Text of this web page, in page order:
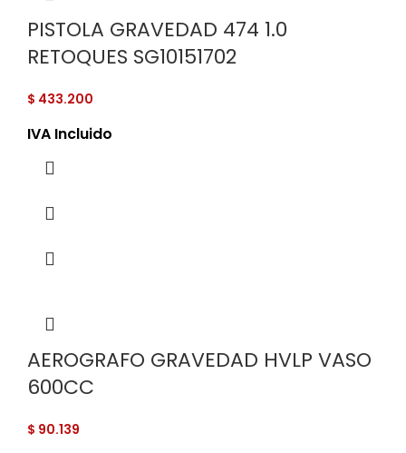
PISTOLA GRAVEDAD 474 1.0
RETOQUES SG10151702
$ 433.200
IVA Incluido
AEROGRAFO GRAVEDAD HVLP VASO
600CC
$ 90.139